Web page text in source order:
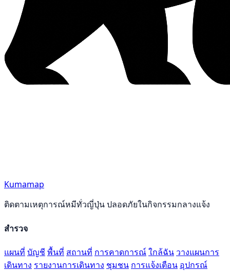
Kumamap
ติดตามเหตุการณ์หมีทั่วญี่ปุ่น ปลอดภัยในกิจกรรมกลางแจ้ง
สำรวจ
แผนที่ บัญชี พื้นที่ สถานที่ การคาดการณ์ใกล้ฉัน วางแผนการ
เดินทาง รายงานการเดินทาง ชุมชน การแจ้งเตือน อุปกรณ์